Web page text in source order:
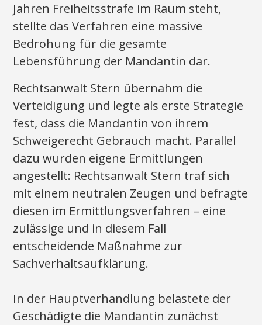
Jahren Freiheitsstrafe im Raum steht,
stellte das Verfahren eine massive
Bedrohung für die gesamte
Lebensführung der Mandantin dar.
Rechtsanwalt Stern übernahm die
Verteidigung und legte als erste Strategie
fest, dass die Mandantin von ihrem
Schweigerecht Gebrauch macht. Parallel
dazu wurden eigene Ermittlungen
angestellt: Rechtsanwalt Stern traf sich
mit einem neutralen Zeugen und befragte
diesen im Ermittlungsverfahren – eine
zulässige und in diesem Fall
entscheidende Maßnahme zur
Sachverhaltsaufklärung.
In der Hauptverhandlung belastete der
Geschädigte die Mandantin zunächst